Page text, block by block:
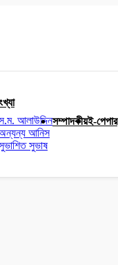
আলাউদ্দিন
আনিস
সুভাষ
সম্পাদকীয়ই-পেপার